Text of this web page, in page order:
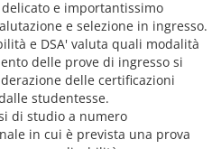
e importantissimo
e selezione in ingresso.
e DSA' valuta quali modalità
delle prove di ingresso si
delle certificazioni
studentesse.
di studio a numero
in cui è prevista una prova